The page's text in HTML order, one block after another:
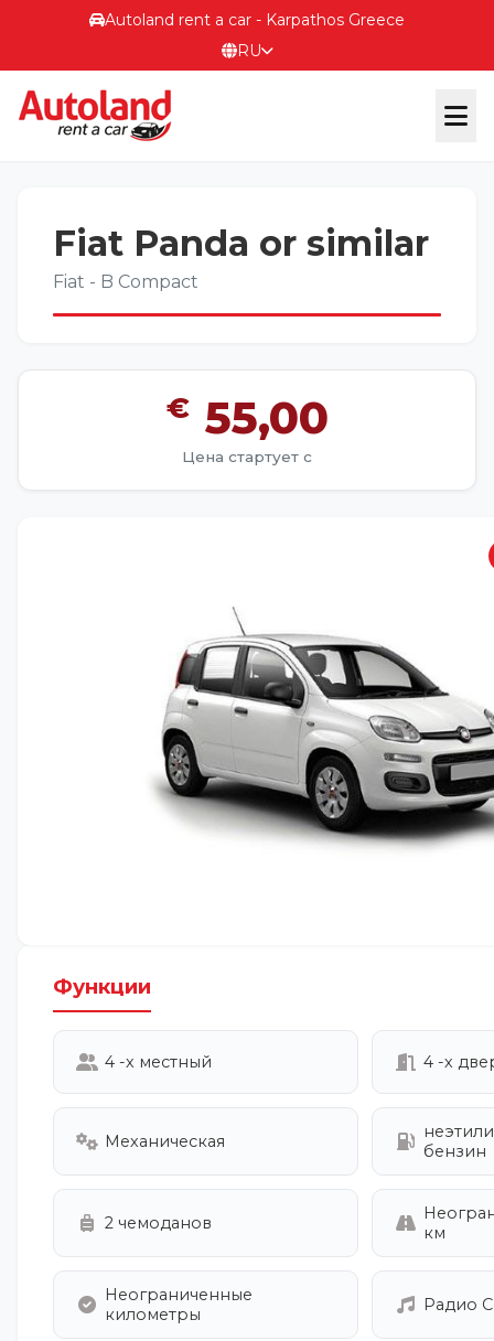
Autoland rent a car - Karpathos Greece
RU
Terms & Conditions
Fiat Panda or similar
Fiat - B Compact
€ 55,00
Цена стартует с
Функции
4 -х местный 4 -х
Механическая
бензин
2 чемоданов
км
Неограниченные
километры
Радио